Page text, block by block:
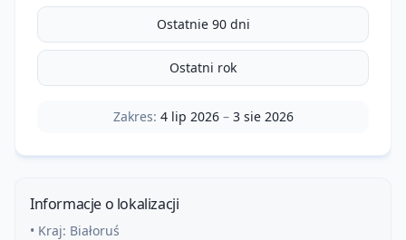
Ostatnie 90 dni
Ostatni rok
Zakres: 4 lip 2026– 3 sie 2026
Informacje o lokalizacji
• Kraj: Białoruś